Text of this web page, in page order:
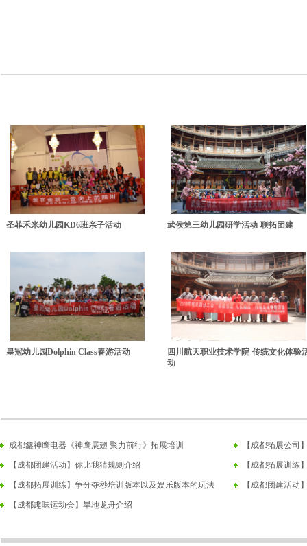
圣菲禾米幼儿园KD6班亲子活动 武侯第三幼儿园研学活动-联拓团建
皇冠幼儿园Dolphin Class春游活动
四川航天职业技术学院-传统文化体验
动
成都鑫神鹰电器《神鹰展翅 聚力前行》拓展培训 【成都拓展公司
【成都团建活动】你比我猜规则介绍 【成都拓展训练
【成都拓展训练】争分夺秒培训版本以及娱乐版本的玩法 【成都团建活动
【成都趣味运动会】旱地龙舟介绍